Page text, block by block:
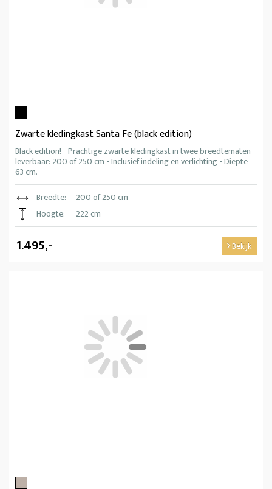
Zwarte kledingkast Santa Fe (black edition)
Black edition! - Prachtige zwarte kledingkast in twee breedtematen
leverbaar: 200 of 250 cm - Inclusief indeling en verlichting - Diepte
63 cm.
Breedte:
200 of 250 cm
Hoogte:
222 cm
1.495,- Bekijk